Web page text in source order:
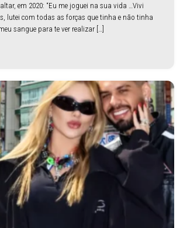
em 2020: “Eu me joguei na sua vida …Vivi
lutei com todas as forças que tinha e não tinha
sangue para te ver realizar […]